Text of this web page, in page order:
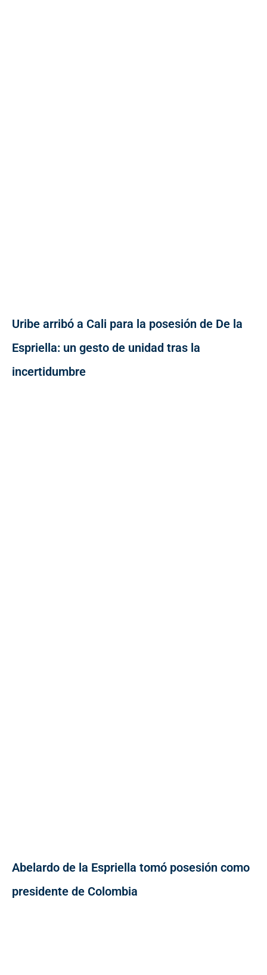
Uribe arribó a Cali para la posesión de De la
Espriella: un gesto de unidad tras la
incertidumbre
Abelardo de la Espriella tomó posesión como
presidente de Colombia